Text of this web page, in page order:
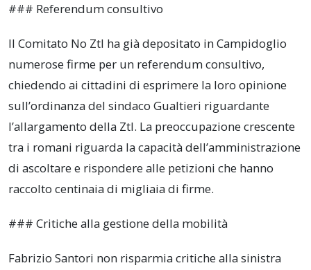
### Referendum consultivo
Il Comitato No Ztl ha già depositato in Campidoglio
numerose firme per un referendum consultivo,
chiedendo ai cittadini di esprimere la loro opinione
sull’ordinanza del sindaco Gualtieri riguardante
l’allargamento della Ztl. La preoccupazione crescente
tra i romani riguarda la capacità dell’amministrazione
di ascoltare e rispondere alle petizioni che hanno
raccolto centinaia di migliaia di firme.
### Critiche alla gestione della mobilità
Fabrizio Santori non risparmia critiche alla sinistra